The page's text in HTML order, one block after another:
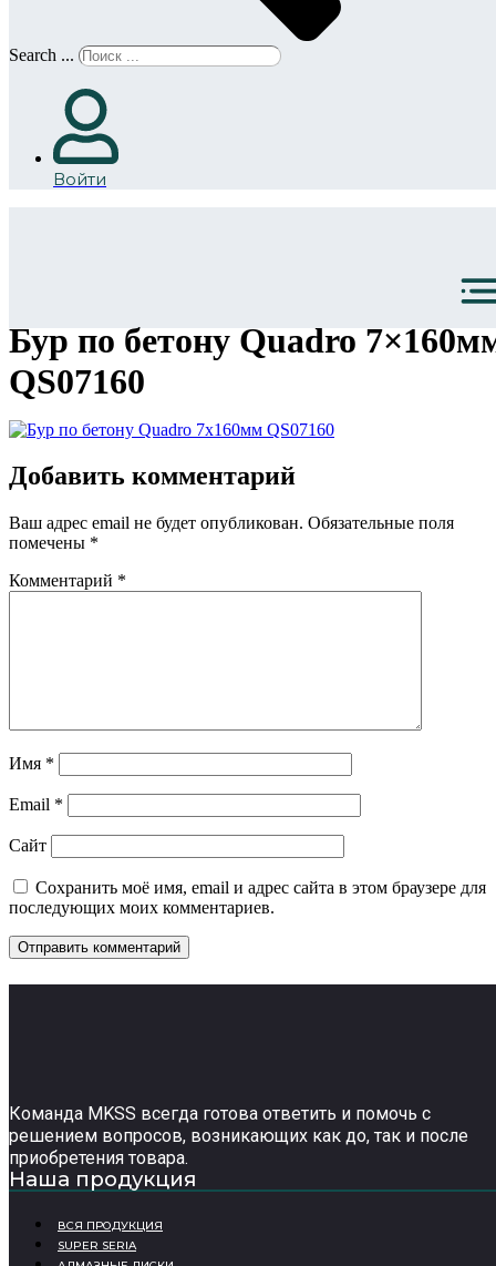
Search ...
Войти
Бур по бетону Quadro
QS07160
Добавить комментарий
Ваш адрес email не будет опубликован. Обязательные поля
помечены *
Комментарий *
Имя *
Email *
Сайт
Сохранить моё имя, email и адрес сайта в этом браузере для
последующих моих комментариев.
Команда MKSS всегда готова ответить и помочь с
решением вопросов, возникающих как до, так и после
приобретения товара.
Наша продукция
ВСЯ ПРОДУКЦИЯ
SUPER SERIA